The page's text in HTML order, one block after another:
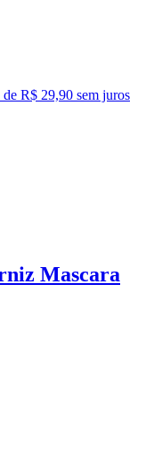
de R$ 29,90 sem juros
Mascara